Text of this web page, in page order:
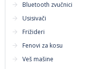
Bluetooth zvučnici
Usisivači
Frižideri
Fenovi za kosu
Veš mašine